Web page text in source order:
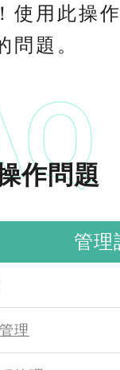
使用此操
問題。
作問題
管理
理